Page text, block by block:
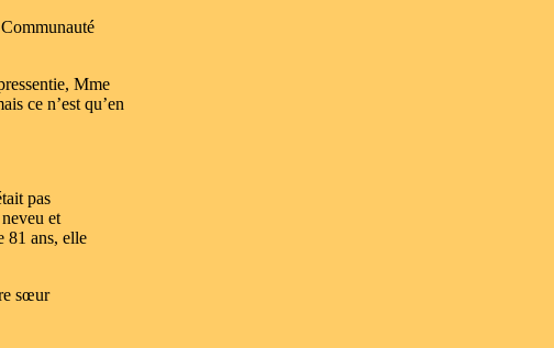
Mme
ce n’est qu’en
pas
et
81 ans, elle
sœur